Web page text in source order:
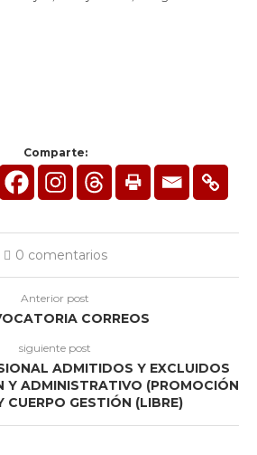
Comparte:
0 comentarios
Anterior post
CORREOS
siguiente post
ADMITIDOS Y EXCLUIDOS
Y ADMINISTRATIVO (PROMOCIÓN
CUERPO GESTIÓN (LIBRE)